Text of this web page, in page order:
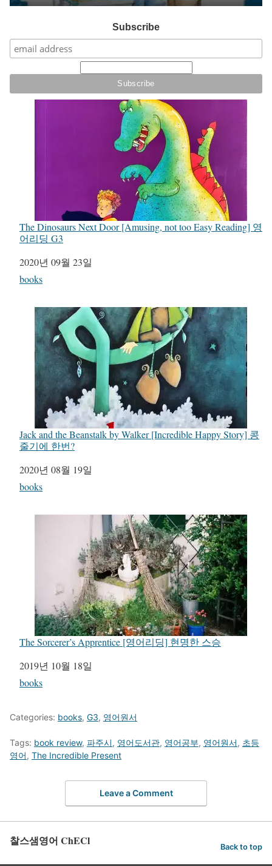
Subscribe
The Dinosaurs Next Door [Amusing, not too Easy Reading] 영
어리딩 G3
일자
2020년 09월 23일
관련 항목
books
Jack and the Beanstalk by Walker [Incredible Happy Story] 콩
줄기에 한번?
일자
2020년 08월 19일
관련 항목
books
The Sorcerer’s Apprentice [영어리딩] 현명한 스승
일자
2019년 10월 18일
관련 항목
books
Categories: books, G3, 영어원서
Tags: book review, 파주시, 영어도서관, 영어공부, 영어원서, 초등
영어, The Incredible Present
Leave a Comment
찰스샘영어 ChECl Back to top